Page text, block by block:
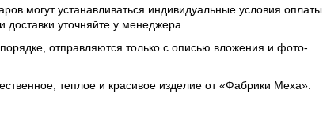
могут устанавливаться индивидуальные условия оплаты.
уточняйте у менеджера.
отправляются только с описью вложения и фото-
теплое и красивое изделие от «Фабрики Меха».